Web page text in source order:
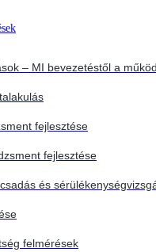
– MI bevezetéstől a
fejlesztése
fejlesztése
és
felmérések